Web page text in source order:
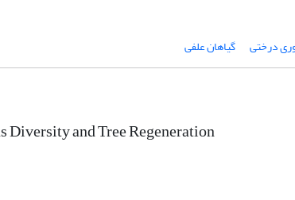
درختی گیاهان علفی
Diversity and Tree Regeneration